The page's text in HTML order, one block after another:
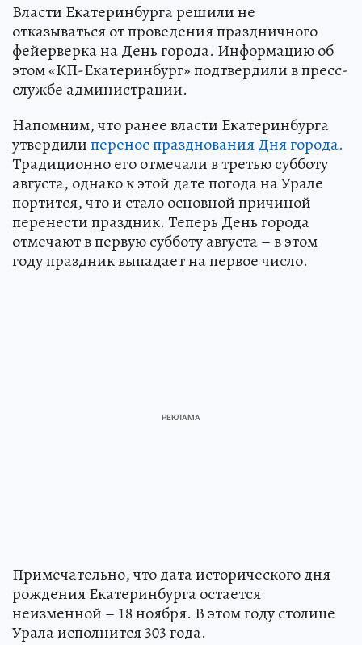
Власти Екатеринбурга решили не
отказываться от проведения праздничного
фейерверка на День города. Информацию об
этом «КП-Екатеринбург» подтвердили в пресс-
службе администрации.
Напомним, что ранее власти Екатеринбурга
утвердилиперенос празднования Дня города.
Традиционно его отмечали в третью субботу
августа, однако к этой дате погода на Урале
портится, что и стало основной причиной
перенести праздник. Теперь День города
отмечают в первую субботу августа – в этом
году праздник выпадает на первое число.
Примечательно, что дата исторического дня
рождения Екатеринбурга остается
неизменной – 18 ноября. В этом году столице
Урала исполнится 303 года.